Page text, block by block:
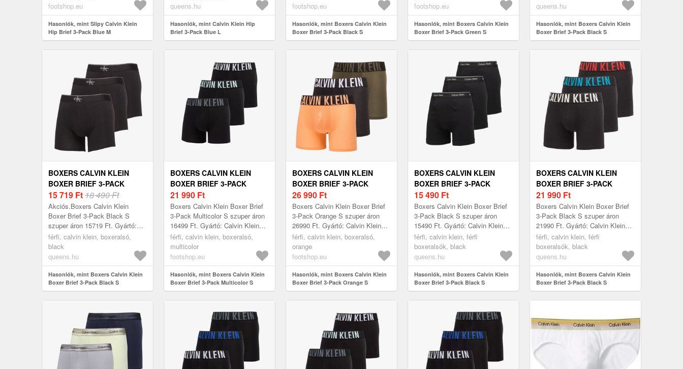
footshop.eu
Hasonlók, mint Slipy Calvin Klein
Hip Brief 3-Pack Blue M
queens.hu
Hasonlók, mint Calvin Klein Hip
Brief 3-Pack Blue L
footshop.eu
Hasonlók, mint Boxers Calvin Klein
Boxer Brief 3-Pack Black S
footshop.eu
Hasonlók, mint Boxers Calvin Klein
Boxer Brief 3-Pack Green S
queens.hu
Hasonlók, mint Boxers Calvin Klein
Boxer Brief 3-Pack Black S
BOXERS CALVIN KLEIN
BOXER BRIEF 3-PACK
BLACK S
15 719 Ft18 490 Ft
Akciós.Boxers Calvin Klein
Boxer Brief 3-Pack Black S
szuper áron 15719 Ft. Gyártó:
Calvin Klein Szín: Black Méret:
S
férfi, calvin klein, boxeralsó,
black
queens.hu
Hasonlók, mint Boxers Calvin Klein
Boxer Brief 3-Pack Black S
BOXERS CALVIN KLEIN
BOXER BRIEF 3-PACK
MULTICOLOR S
21 990 Ft
Boxers Calvin Klein Boxer Brief
3-Pack Multicolor S szuper áron
16499 Ft. Gyártó: Calvin Klein
Szín: Multicolor Méret: S
férfi, calvin klein, boxeralsó,
multicolor
footshop.eu
Hasonlók, mint Boxers Calvin Klein
Boxer Brief 3-Pack Multicolor S
BOXERS CALVIN KLEIN
BOXER BRIEF 3-PACK
ORANGE S
26 990 Ft
Boxers Calvin Klein Boxer Brief
3-Pack Orange S szuper áron
26990 Ft. Gyártó: Calvin Klein
Szín: Orange Méret: S
férfi, calvin klein, boxeralsó,
orange
footshop.eu
Hasonlók, mint Boxers Calvin Klein
Boxer Brief 3-Pack Orange S
BOXERS CALVIN KLEIN
BOXER BRIEF 3-PACK
BLACK S
15 490 Ft
Boxers Calvin Klein Boxer Brief
3-Pack Black S szuper áron
15490 Ft. Gyártó: Calvin Klein
Szín: Black Méret: S
férfi, calvin klein, férfi
boxeralsók, black
queens.hu
Hasonlók, mint Boxers Calvin Klein
Boxer Brief 3-Pack Black S
BOXERS CALVIN KLEIN
BOXER BRIEF 3-PACK
BLACK S
21 990 Ft
Boxers Calvin Klein Boxer Brief
3-Pack Black S szuper áron
21990 Ft. Gyártó: Calvin Klein
Szín: Black Méret: S
férfi, calvin klein, férfi
boxeralsók, black
queens.hu
Hasonlók, mint Boxers Calvin Klein
Boxer Brief 3-Pack Black S